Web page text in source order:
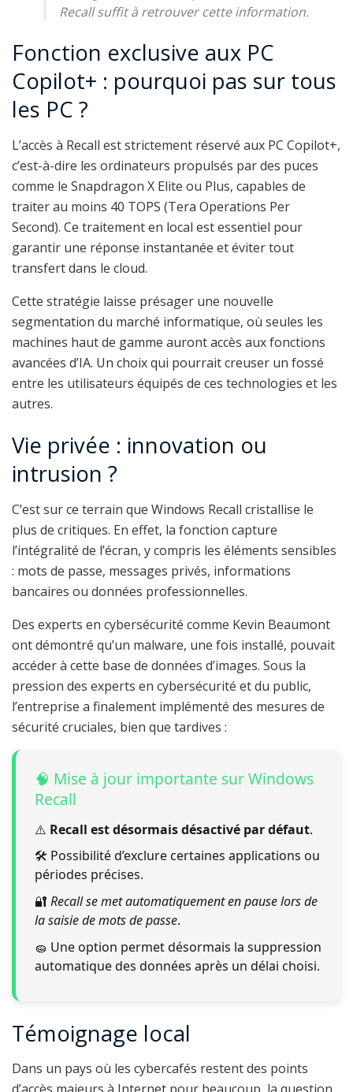
Recall suffit à retrouver cette information.
Fonction exclusive aux PC
Copilot+ : pourquoi pas sur tous
les PC ?
L’accès à Recall est strictement réservé aux PC Copilot+,
c’est-à-dire les ordinateurs propulsés par des puces
comme le Snapdragon X Elite ou Plus, capables de
traiter au moins 40 TOPS (Tera Operations Per
Second). Ce traitement en local est essentiel pour
garantir une réponse instantanée et éviter tout
transfert dans le cloud.
Cette stratégie laisse présager une nouvelle
segmentation du marché informatique, où seules les
machines haut de gamme auront accès aux fonctions
avancées d’IA. Un choix qui pourrait creuser un fossé
entre les utilisateurs équipés de ces technologies et les
autres.
Vie privée : innovation ou
intrusion ?
C’est sur ce terrain que Windows Recall cristallise le
plus de critiques. En effet, la fonction capture
l’intégralité de l’écran, y compris les éléments sensibles
: mots de passe, messages privés, informations
bancaires ou données professionnelles.
Des experts en cybersécurité comme Kevin Beaumont
ont démontré qu’un malware, une fois installé, pouvait
accéder à cette base de données d’images. Sous la
pression des experts en cybersécurité et du public,
l’entreprise a finalement implémenté des mesures de
sécurité cruciales, bien que tardives :
🧠 Mise à jour importante sur Windows
Recall
⚠️ Recall est désormais désactivé par défaut.
🛠️ Possibilité d’exclure certaines applications ou
périodes précises.
🔐 Recall se met automatiquement en pause lors de
la saisie de mots de passe.
🧽 Une option permet désormais la suppression
automatique des données après un délai choisi.
Témoignage local
Dans un pays où les cybercafés restent des points